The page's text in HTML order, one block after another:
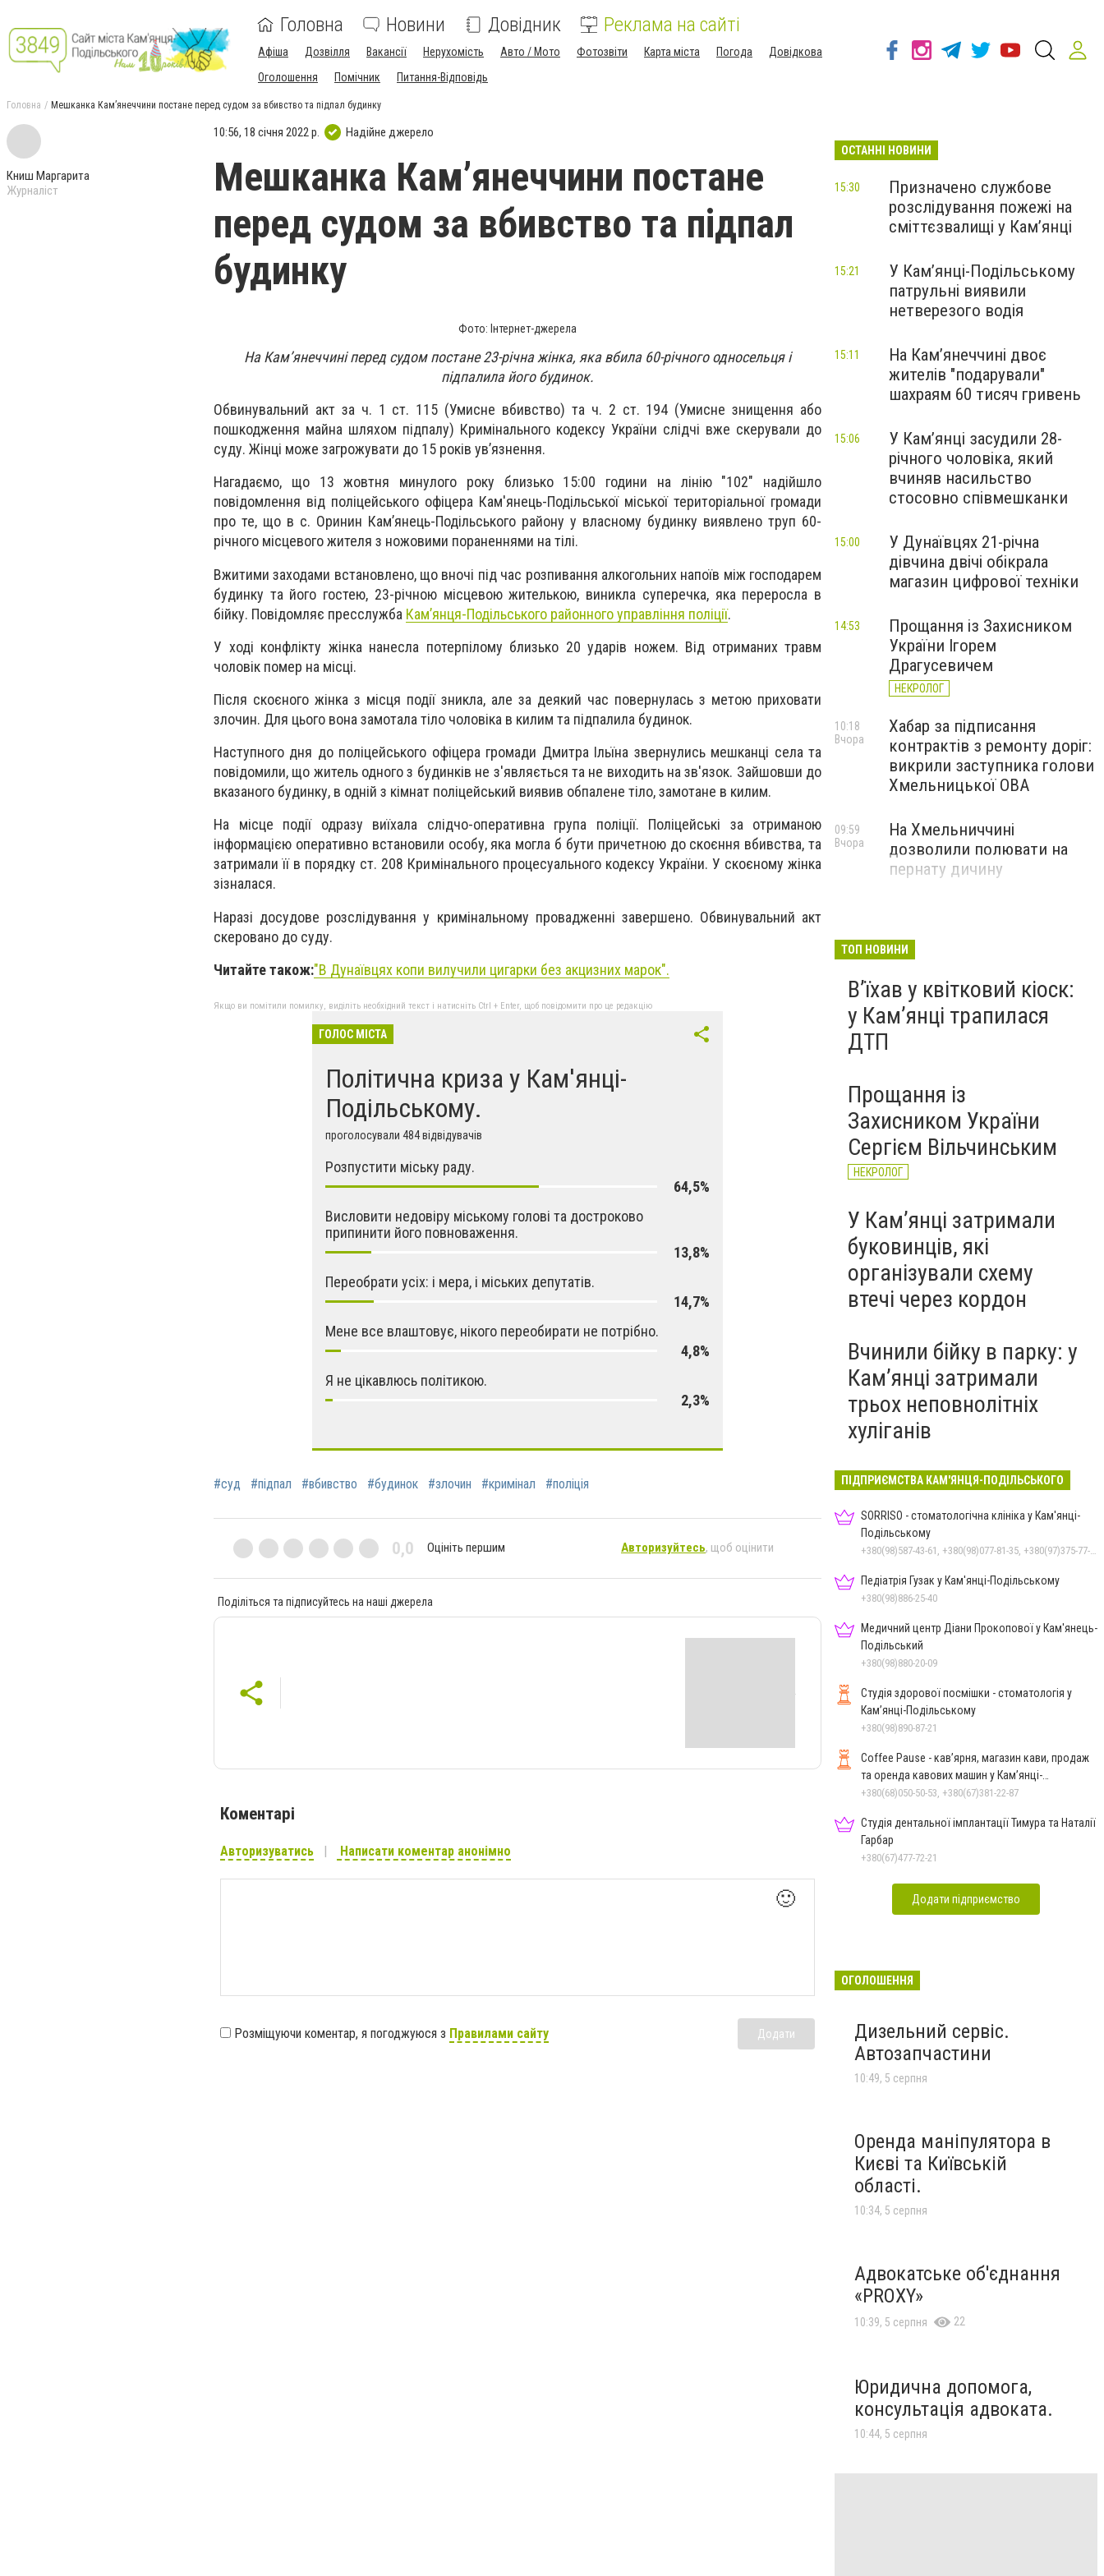
Головна Новини Довідник Реклама на сайті
Афіша Дозвілля Вакансії Нерухомість Авто / Мото Фотозвіти Карта міста Погода
Довідкова
Оголошення
Помічник Питання-Відповідь
Головна Мешканка Кам’янеччини постане перед судом за вбивство та підпал будинку
Книш Маргарита
Журналіст
10:56, 18 січня 2022 р. Надійне джерело
Мешканка Кам’янеччини постане
перед судом за вбивство та підпал
будинку
Фото: Інтернет-джерела
На Кам’янеччині перед судом постане 23-річна жінка, яка вбила 60-річного односельця і
підпалила його будинок.
Обвинувальний акт за ч. 1 ст. 115 (Умисне вбивство) та ч. 2 ст. 194 (Умисне знищення або
пошкодження майна шляхом підпалу) Кримінального кодексу України слідчі вже скерували до
суду. Жінці може загрожувати до 15 років ув’язнення.
Нагадаємо, що 13 жовтня минулого року близько 15:00 години на лінію "102" надійшло
повідомлення від поліцейського офіцера Кам'янець-Подільської міської територіальної громади
про те, що в с. Оринин Кам’янець-Подільського району у власному будинку виявлено труп 60-
річного місцевого жителя з ножовими пораненнями на тілі.
Вжитими заходами встановлено, що вночі під час розпивання алкогольних напоїв між господарем
будинку та його гостею, 23-річною місцевою жителькою, виникла суперечка, яка переросла в
бійку. Повідомляє пресслужба Кам’янця-Подільського районного управління поліції.
У ході конфлікту жінка нанесла потерпілому близько 20 ударів ножем. Від отриманих травм
чоловік помер на місці.
Після скоєного жінка з місця події зникла, але за деякий час повернулась з метою приховати
злочин. Для цього вона замотала тіло чоловіка в килим та підпалила будинок.
Наступного дня до поліцейського офіцера громади Дмитра Ільїна звернулись мешканці села та
повідомили, що житель одного з будинків не з'являється та не виходить на зв'язок. Зайшовши до
вказаного будинку, в одній з кімнат поліцейський виявив обпалене тіло, замотане в килим.
На місце події одразу виїхала слідчо-оперативна група поліції. Поліцейські за отриманою
інформацією оперативно встановили особу, яка могла б бути причетною до скоєння вбивства, та
затримали її в порядку ст. 208 Кримінального процесуального кодексу України. У скоєному жінка
зізналася.
Наразі досудове розслідування у кримінальному провадженні завершено. Обвинувальний акт
скеровано до суду.
Читайте також:"В Дунаївцях копи вилучили цигарки без акцизних марок".
Якщо ви помітили помилку, виділіть необхідний текст і натисніть Ctrl + Enter, щоб повідомити про це редакцію
ГОЛОС МІСТА
Політична криза у Кам'янці-
Подільському.
проголосували 484 відвідувачів
Розпустити міську раду.
64,5%
Висловити недовіру міському голові та достроково
припинити його повноваження.
13,8%
Переобрати усіх: і мера, і міських депутатів.
14,7%
Мене все влаштовує, нікого переобирати не потрібно.
4,8%
Я не цікавлюсь політикою.
2,3%
#суд #підпал #вбивство #будинок #злочин #кримінал #поліція
0,0 Оцініть першим Авторизуйтесь, щоб оцінити
Поділіться та підписуйтесь на наші джерела
Коментарі
Авторизуватись Написати коментар анонімно
🙂
Розміщуючи коментар, я погоджуюся з Правилами сайту Додати
ОСТАННІ НОВИНИ
Призначено службове
розслідування пожежі на
сміттєзвалищі у Кам’янці
15:30
У Кам’янці-Подільському
патрульні виявили
нетверезого водія
15:21
На Камʼянеччині двоє
жителів "подарували"
шахраям 60 тисяч гривень
15:11
У Камʼянці засудили 28-
річного чоловіка, який
вчиняв насильство
стосовно співмешканки
15:06
У Дунаївцях 21-річна
дівчина двічі обікрала
магазин цифрової техніки
15:00
Прощання із Захисником
України Ігорем
Драгусевичем
НЕКРОЛОГ
14:53
Хабар за підписання
контрактів з ремонту доріг:
викрили заступника голови
Хмельницької ОВА
10:18
Вчора
На Хмельниччині
дозволили полювати на
пернату дичину
09:59
Вчора
ТОП НОВИНИ
Вʼїхав у квітковий кіоск:
у Камʼянці трапилася
ДТП
Прощання із
Захисником України
Сергієм Вільчинським
НЕКРОЛОГ
У Кам’янці затримали
буковинців, які
організували схему
втечі через кордон
Вчинили бійку в парку: у
Кам’янці затримали
трьох неповнолітніх
хуліганів
ПІДПРИЄМСТВА КАМ'ЯНЦЯ-ПОДІЛЬСЬКОГО
SORRISO - стоматологічна клініка у Кам'янці-
Подільському
+380(98)587-43-61, +380(98)077-81-35, +380(97)375-77-72, +380(97)982-31-07
Педіатрія Гузак у Кам'янці-Подільському
+380(98)886-25-40
Медичний центр Діани Прокопової у Кам'янець-
Подільський
+380(98)880-20-09
Студія здорової посмішки - стоматологія у
Кам’янці-Подільському
+380(98)890-87-21
Coffee Pause - кав’ярня, магазин кави, продаж
та оренда кавових машин у Кам’янці-
Подільському
+380(68)050-50-53, +380(67)381-22-87
Студія дентальної імплантації Тимура та Наталії
Гарбар
+380(67)477-72-21
Додати підприємство
ОГОЛОШЕННЯ
Дизельний сервіс.
Автозапчастини
10:49, 5 серпня
Оренда маніпулятора в
Києві та Київській
області.
10:34, 5 серпня
Адвокатське об'єднання
«PROXY»
10:39, 5 серпня 22
Юридична допомога,
консультація адвоката.
10:44, 5 серпня